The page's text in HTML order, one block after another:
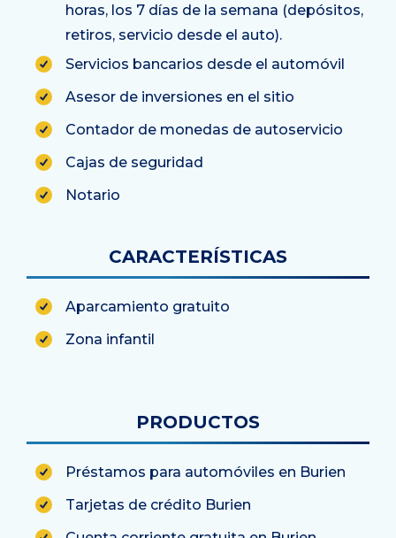
horas, los 7 días de la semana (depósitos,
retiros, servicio desde el auto).
Servicios bancarios desde el automóvil
Asesor de inversiones en el sitio
Contador de monedas de autoservicio
Cajas de seguridad
Notario
CARACTERÍSTICAS
Aparcamiento gratuito
Zona infantil
PRODUCTOS
Préstamos para automóviles en Burien
Tarjetas de crédito Burien